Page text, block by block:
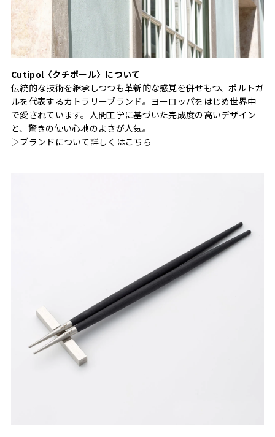
Cutipol〈クチポール〉について
伝統的な技術を継承しつつも革新的な感覚を併せもつ、ポルトガ
ルを代表するカトラリーブランド。ヨーロッパをはじめ世界中
で愛されています。人間工学に基づいた完成度の高いデザイン
と、驚きの使い心地のよさが人気。
▷ブランドについて詳しくはこちら